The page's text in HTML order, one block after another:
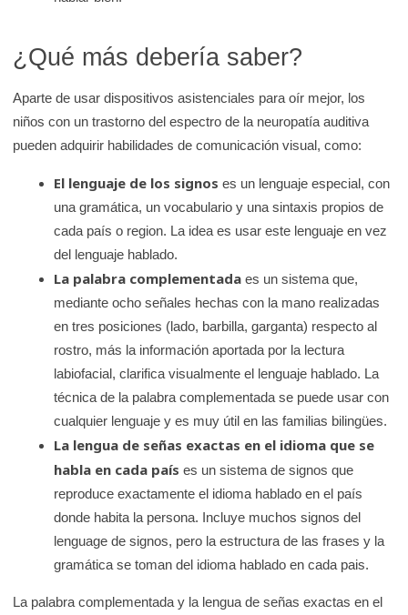
¿Qué más debería saber?
Aparte de usar dispositivos asistenciales para oír mejor, los
niños con un trastorno del espectro de la neuropatía auditiva
pueden adquirir habilidades de comunicación visual, como:
El lenguaje de los signoses un lenguaje especial, con
una gramática, un vocabulario y una sintaxis propios de
cada país o region. La idea es usar este lenguaje en vez
del lenguaje hablado.
La palabra complementada es un sistema que,
mediante ocho señales hechas con la mano realizadas
en tres posiciones (lado, barbilla, garganta) respecto al
rostro, más la información aportada por la lectura
labiofacial, clarifica visualmente el lenguaje hablado. La
técnica de la palabra complementada se puede usar con
cualquier lenguaje y es muy útil en las familias bilingües.
La lengua de señas exactas en el idioma que se
habla en cada país es un sistema de signos que
reproduce exactamente el idioma hablado en el país
donde habita la persona. Incluye muchos signos del
lenguage de signos, pero la estructura de las frases y la
gramática se toman del idioma hablado en cada pais.
La palabra complementada y la lengua de señas exactas en el